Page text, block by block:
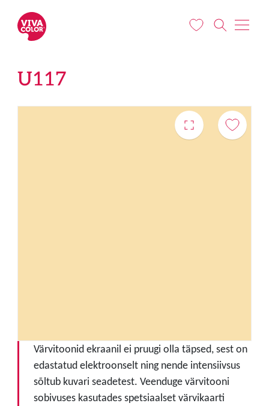
U117
Värvitoonid ekraanil ei pruugi olla täpsed, sest on
edastatud elektroonselt ning nende intensiivsus
sõltub kuvari seadetest. Veenduge värvitooni
sobivuses kasutades spetsiaalset värvikaarti